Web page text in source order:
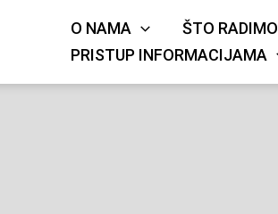
O NAMA ŠTO RADIMO
PRISTUP INFORMACIJAMA